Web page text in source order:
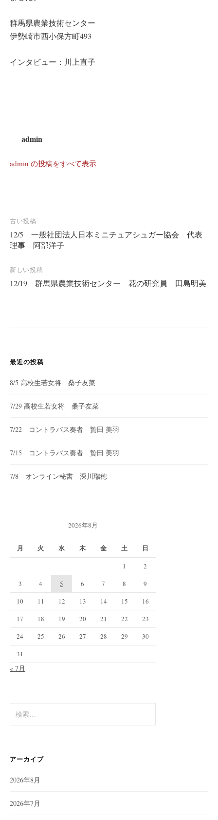
群馬県農業技術センター
伊勢崎市西小保方町493
インタビュー：川上直子
admin
admin の投稿をすべて表示
投
稿
ナ
ビ
ゲ
古い投稿
12/5 一般社団法人日本ミニチュアシュガー協会 代表
理事 阿部洋子
新しい投稿
12/19 群馬県農業技術センター 花の研究員 田島明美
最近の投稿
8/5 高校生若女将 桑子友菜
7/29 高校生若女将 桑子友菜
7/22 コントラバス奏者 贄田 美羽
7/15 コントラバス奏者 贄田 美羽
7/8 オンライン秘書 深川瑞穂
2026年8月
月 火 水 木 金 土 日
1
2
3
4 5 6 7 8
9
10
11 12 13 14 15
16
17
18 19 20 21 22
23
24
25 26 27 28 29
30
31
« 7月
索:
アーカイブ
2026年8月
2026年7月